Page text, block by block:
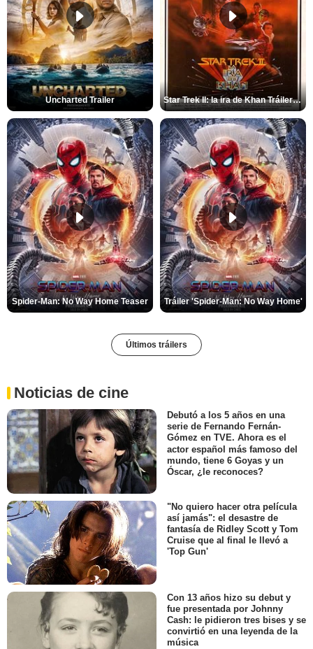
Uncharted Trailer Star Trek II: la ira de Khan Tráiler VO
Spider-Man: No Way Home Teaser Tráiler 'Spider-Man: No Way Home'
Últimos tráilers
Noticias de cine
Debutó a los 5 años en una
serie de Fernando Fernán-
Gómez en TVE. Ahora es el
actor español más famoso del
mundo, tiene 6 Goyas y un
Óscar, ¿le reconoces?
"No quiero hacer otra película
así jamás": el desastre de
fantasía de Ridley Scott y Tom
Cruise que al final le llevó a
'Top Gun'
Con 13 años hizo su debut y
fue presentada por Johnny
Cash: le pidieron tres bises y se
convirtió en una leyenda de la
música